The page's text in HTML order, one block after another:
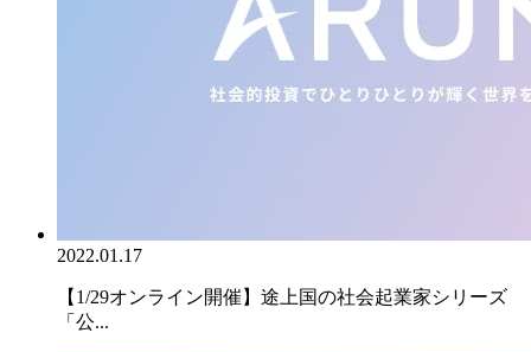
2022.01.17
【1/29オンライン開催】途上国の社会起業家シリーズ
「公...